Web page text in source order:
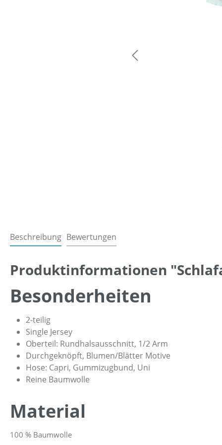
Beschreibung Bewertungen
Produktinformationen
Besonderheiten
2-teilig
Single Jersey
Oberteil: Rundhalsausschnitt, 1/2 Arm
Durchgeknöpft, Blumen/Blätter Motive
Hose: Capri, Gummizugbund, Uni
Reine Baumwolle
Material
100 % Baumwolle